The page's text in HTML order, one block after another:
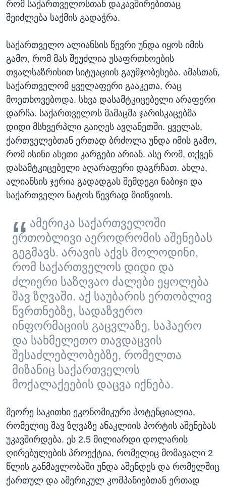
რომ საქართველოსთან დაკავშირებითაც
შეიძლება საქმის გადაჭრა.
საქართველო ალიანსის წევრი უნდა იყოს იმის
გამო, რომ მას შეუძლია უსაფრთხოების
თვალსაზრისით სიტუაციის გაუმჯობესება. ამასთან,
საქართველომ ყველაფერი გააკეთა, რაც
მოეთხოვებოდა. სხვა დასამტკიცებელი არაფერი
დარჩა. საქართველოს მამაცმა ჯარისკაცებმა
დიდი მსხვერპლი გაიღეს ავღანეთში. ყველას,
ქართველებთან ერთად ბრძოლა უნდა იმის გამო,
რომ ისინი ასეთი კარგები არიან. ასე რომ, თქვენ
დასამტკიცებელი აღარაფერი დაგრჩათ. ახლა,
ალიანსის ჯერია გადადგას შემდეგი ნაბიჯი და
საქართველო ნატოს წევრად მიიწვიოს.
ამერიკა საქართველოში
ერთობლივი აეროდრომის აშენებას
გეგმავს. არავის აქვს მოლოდინი,
რომ საქართველოს დიდი და
ძლიერი საზღვაო ძალები ეყოლება
შავ ზღვაში. აქ საუბარის ერთობლივ
წვრთნებზე, სადაზვერო
ინფორმაციის გაცვლაზე, საჰაერო
და სახმელეთო თავდაცვის
შესაძლებლობებზე, რომელთა
მიზანიც საქართველოს
მოქალაქეების დაცვა იქნება.
მეორე საკითხი ეკონომიკური პოტენციალია,
რომელიც შავ ზღვაზე ანაკლიის პორტის აშენებას
უკავშირდება. ეს 2.5 მილიარდი დოლარის
ღირებულების პროექტია, რომელიც მომავალი 2
წლის განმავლობაში უნდა აშენდეს და რომელშიც
ქართულ და ამერიკულ კომპანიებთან ერთად